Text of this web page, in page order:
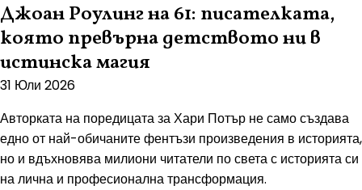
Джоан Роулинг на 61: писателката,
която превърна детството ни в
истинска магия
31 Юли 2026
Авторката на поредицата за Хари Потър не само създава
едно от най-обичаните фентъзи произведения в историята,
но и вдъхновява милиони читатели по света с историята си
на лична и професионална трансформация.